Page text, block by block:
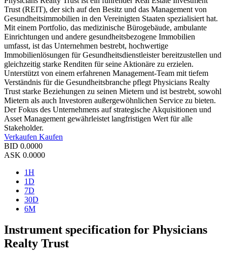
Trust (REIT), der sich auf den Besitz und das Management von
Gesundheitsimmobilien in den Vereinigten Staaten spezialisiert hat.
Mit einem Portfolio, das medizinische Bürogebäude, ambulante
Einrichtungen und andere gesundheitsbezogene Immobilien
umfasst, ist das Unternehmen bestrebt, hochwertige
Immobilienlösungen für Gesundheitsdienstleister bereitzustellen und
gleichzeitig starke Renditen für seine Aktionäre zu erzielen.
Unterstützt von einem erfahrenen Management-Team mit tiefem
Verständnis für die Gesundheitsbranche pflegt Physicians Realty
Trust starke Beziehungen zu seinen Mietern und ist bestrebt, sowohl
Mietern als auch Investoren außergewöhnlichen Service zu bieten.
Der Fokus des Unternehmens auf strategische Akquisitionen und
Asset Management gewährleistet langfristigen Wert für alle
Stakeholder.
Verkaufen Kaufen
BID 0.0000
ASK 0.0000
1H
1D
7D
30D
6M
Instrument specification for Physicians
Realty Trust